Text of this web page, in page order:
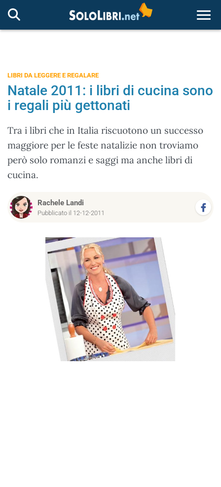
LIBRI DA LEGGERE E REGALARE
Natale 2011: i libri di cucina sono
i regali più gettonati
Tra i libri che in Italia riscuotono un successo
maggiore per le feste natalizie non troviamo
però solo romanzi e saggi ma anche libri di
cucina.
Rachele Landi
Pubblicato il 12-12-2011